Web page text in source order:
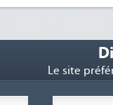
Le site